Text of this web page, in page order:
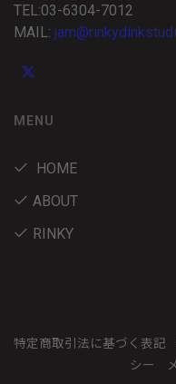
TEL:03-6304-7012
MAIL:
MENU
HOME
ABOUT
RINKY
特定商取引法に基づく表記
シー